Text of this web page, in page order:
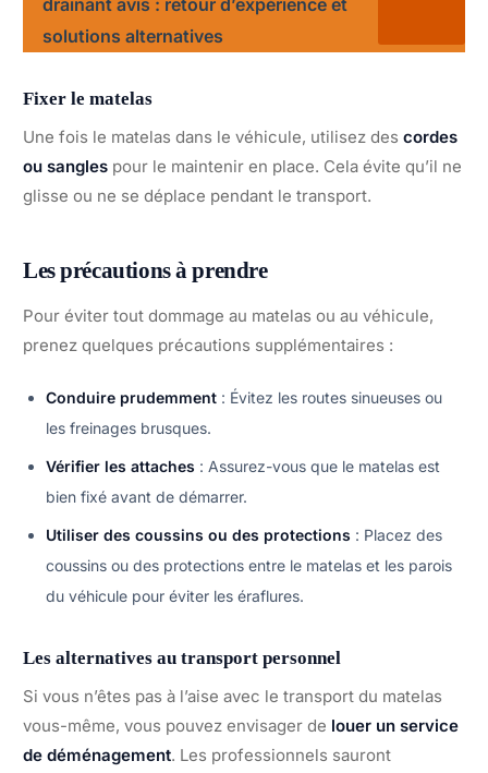
drainant avis : retour d’expérience et
solutions alternatives
Fixer le matelas
Une fois le matelas dans le véhicule, utilisez des cordes
ou sangles pour le maintenir en place. Cela évite qu’il ne
glisse ou ne se déplace pendant le transport.
Les précautions à prendre
Pour éviter tout dommage au matelas ou au véhicule,
prenez quelques précautions supplémentaires :
Conduire prudemment : Évitez les routes sinueuses ou
les freinages brusques.
Vérifier les attaches : Assurez-vous que le matelas est
bien fixé avant de démarrer.
Utiliser des coussins ou des protections : Placez des
coussins ou des protections entre le matelas et les parois
du véhicule pour éviter les éraflures.
Les alternatives au transport personnel
Si vous n’êtes pas à l’aise avec le transport du matelas
vous-même, vous pouvez envisager de louer un service
de déménagement. Les professionnels sauront